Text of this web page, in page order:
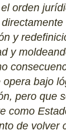
orden
y
y
opera bajo
pero que
como
de volver